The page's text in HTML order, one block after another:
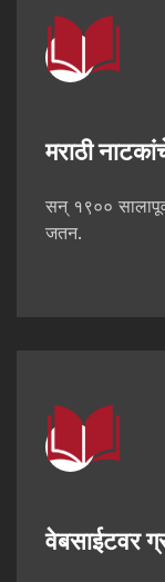
मराठी
सन् १९००
जतन.
वेबसाईटवर